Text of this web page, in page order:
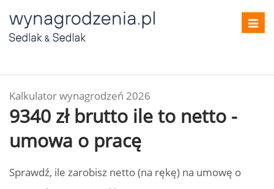
Kalkulator wynagrodzeń 2026
9340 zł brutto ile to netto -
umowa o pracę
Sprawdź, ile zarobisz netto (na rękę) na umowę o